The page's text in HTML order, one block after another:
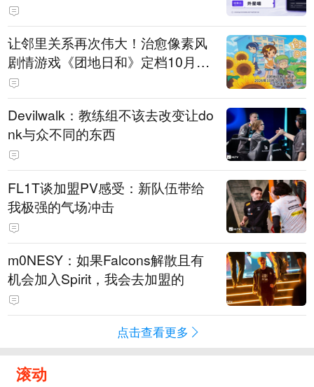
让邻里关系再次伟大！治愈像素风
剧情游戏《团地日和》定档10月30
日发售
Devilwalk：教练组不该去改变让do
nk与众不同的东西
FL1T谈加盟PV感受：新队伍带给
我极强的气场冲击
m0NESY：如果Falcons解散且有
机会加入Spirit，我会去加盟的
点击查看更多
滚动